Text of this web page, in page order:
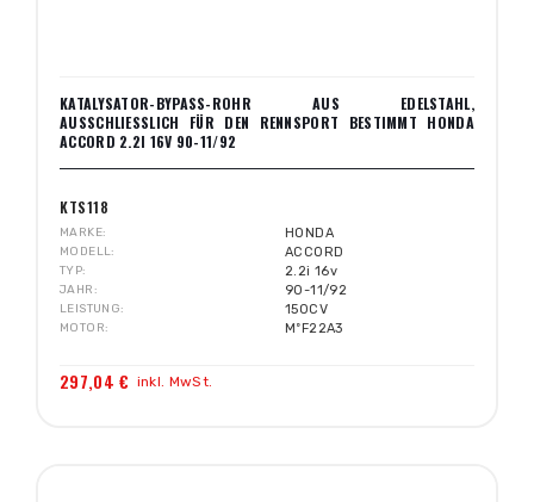
KATALYSATOR-BYPASS-ROHR AUS EDELSTAHL,
AUSSCHLIESSLICH FÜR DEN RENNSPORT BESTIMMT HONDA A
CCORD 2.2I 16V 90-11/92
KTS118
MARKE HONDA
MODELL ACCORD
TYP 2.2i 16v
JAHR 90-11/92
LEISTUNG 150CV
MOTOR MºF22A3
297,04 € inkl. MwSt.